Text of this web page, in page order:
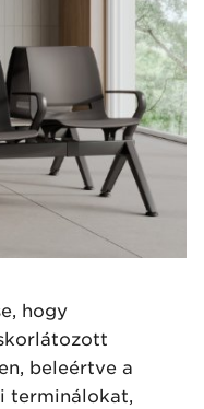
hogy
beleértve a
terminálokat,